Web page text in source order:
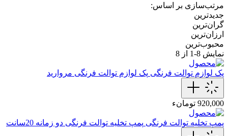
مرتب‌سازی بر اساس:
جدیدترین
گران‌ترین
ارزان‌ترین
محبوب‌ترین
نمایش 8-1 از 8
پک لوازم توالت فرنگی پک لوازم توالت فرنگی مروارید
920,000 تومانء
پمپ تخلیه توالت فرنگی پمپ تخلیه توالت‌ فرنگی دو زمانه 20سانت